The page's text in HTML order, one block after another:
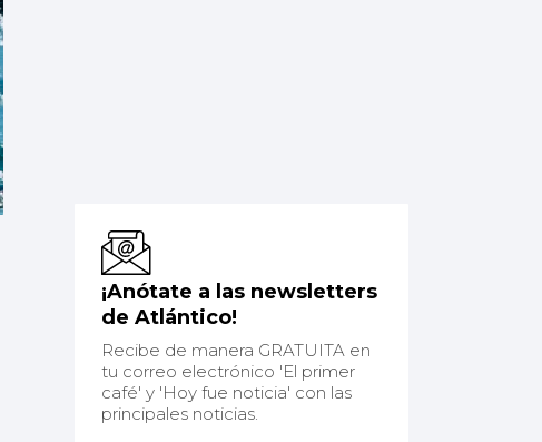
¡Anótate a las newsletters
de Atlántico!
Recibe de manera GRATUITA en
tu correo electrónico 'El primer
café' y 'Hoy fue noticia' con las
principales noticias.